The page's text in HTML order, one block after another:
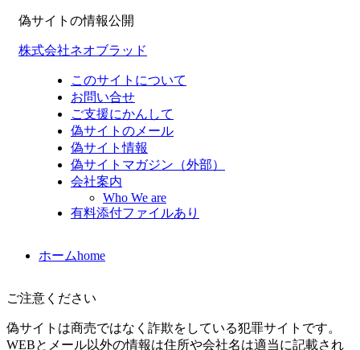
偽サイトの情報公開
株式会社ネオブラッド
このサイトについて
お問い合せ
ご支援にかんして
偽サイトのメール
偽サイト情報
偽サイトマガジン（外部）
会社案内
Who We are
有料添付ファイルあり
ホームhome
ご注意ください
偽サイトは商売ではなく詐欺をしている犯罪サイトです。
WEBとメール以外の情報は住所や会社名は適当に記載され